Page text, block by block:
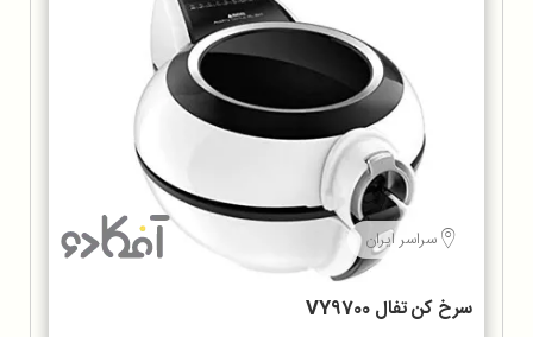
سراسر ایران
سرخ کن تفال VY9700